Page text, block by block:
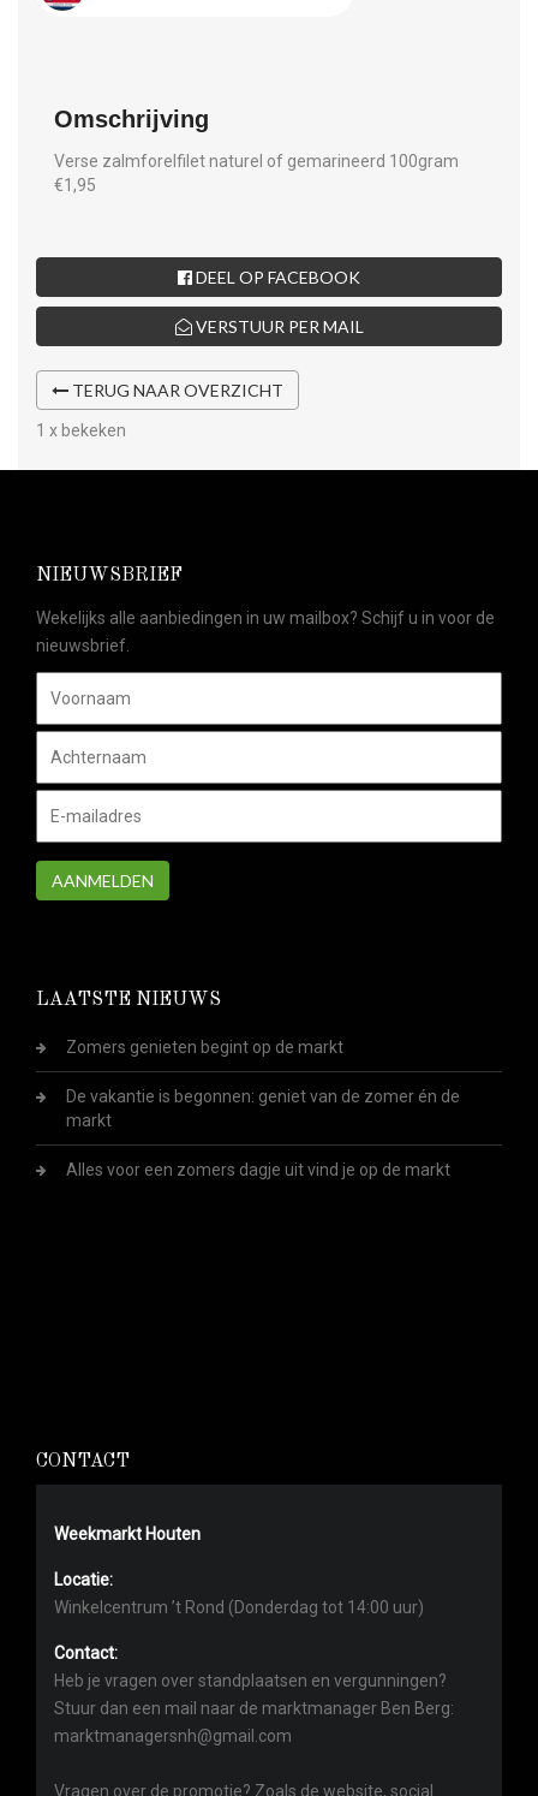
Omschrijving
Verse zalmforelfilet naturel of gemarineerd 100gram
€1,95
DEEL OP FACEBOOK
VERSTUUR PER MAIL
TERUG NAAR OVERZICHT
1 x bekeken
NIEUWSBRIEF
Wekelijks alle aanbiedingen in uw mailbox? Schijf u in voor de
nieuwsbrief.
AANMELDEN
LAATSTE NIEUWS
Zomers genieten begint op de markt
De vakantie is begonnen: geniet van de zomer én de
markt
Alles voor een zomers dagje uit vind je op de markt
CONTACT
Weekmarkt Houten
Locatie:
Winkelcentrum ’t Rond (Donderdag tot 14:00 uur)
Contact:
Heb je vragen over standplaatsen en vergunningen?
Stuur dan een mail naar de marktmanager Ben Berg:
marktmanagersnh@gmail.com
Vragen over de promotie? Zoals de website, social